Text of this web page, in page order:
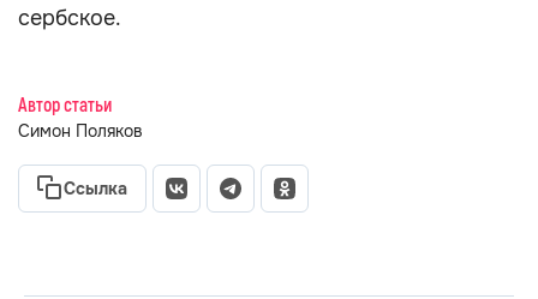
сербское.
Автор статьи
Симон Поляков
Ссылка